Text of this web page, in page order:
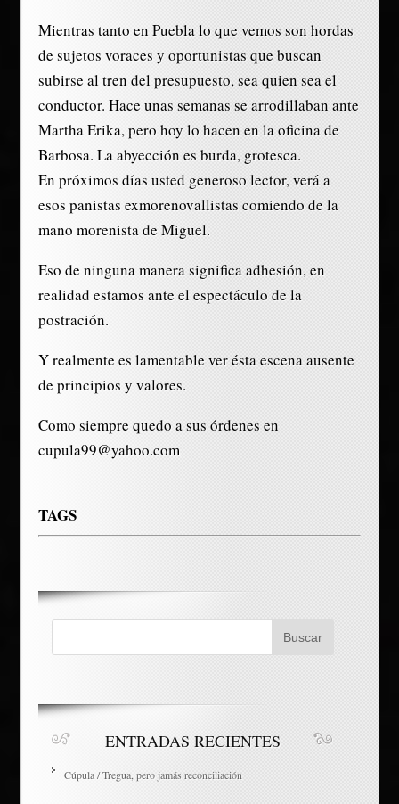
Mientras tanto en Puebla lo que vemos son hordas
de sujetos voraces y oportunistas que buscan
subirse al tren del presupuesto, sea quien sea el
conductor. Hace unas semanas se arrodillaban ante
Martha Erika, pero hoy lo hacen en la oficina de
Barbosa. La abyección es burda, grotesca.
En próximos días usted generoso lector, verá a
esos panistas exmorenovallistas comiendo de la
mano morenista de Miguel.
Eso de ninguna manera significa adhesión, en
realidad estamos ante el espectáculo de la
postración.
Y realmente es lamentable ver ésta escena ausente
de principios y valores.
Como siempre quedo a sus órdenes en
cupula99@yahoo.com
TAGS
ENTRADAS RECIENTES
Cúpula / Tregua, pero jamás reconciliación